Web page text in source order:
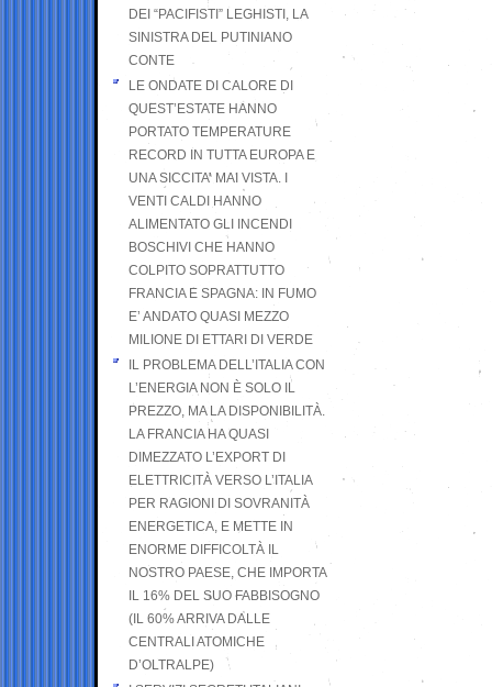
DEI “PACIFISTI” LEGHISTI, LA
SINISTRA DEL PUTINIANO
CONTE
LE ONDATE DI CALORE DI
QUEST’ESTATE HANNO
PORTATO TEMPERATURE
RECORD IN TUTTA EUROPA E
UNA SICCITA’ MAI VISTA. I
VENTI CALDI HANNO
ALIMENTATO GLI INCENDI
BOSCHIVI CHE HANNO
COLPITO SOPRATTUTTO
FRANCIA E SPAGNA: IN FUMO
E’ ANDATO QUASI MEZZO
MILIONE DI ETTARI DI VERDE
IL PROBLEMA DELL’ITALIA CON
L’ENERGIA NON È SOLO IL
PREZZO, MA LA DISPONIBILITÀ.
LA FRANCIA HA QUASI
DIMEZZATO L’EXPORT DI
ELETTRICITÀ VERSO L’ITALIA
PER RAGIONI DI SOVRANITÀ
ENERGETICA, E METTE IN
ENORME DIFFICOLTÀ IL
NOSTRO PAESE, CHE IMPORTA
IL 16% DEL SUO FABBISOGNO
(IL 60% ARRIVA DALLE
CENTRALI ATOMICHE
D’OLTRALPE)